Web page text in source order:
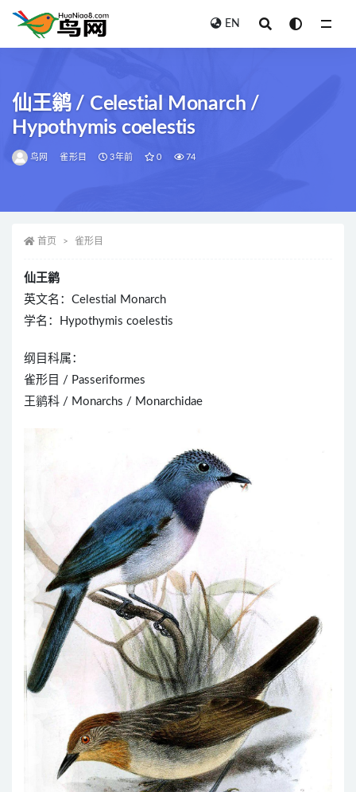
EN
仙王鹟 / Celestial Monarch /
Hypothymis coelestis
鸟网 雀形目 3年前 0 74
首页 雀形目
仙王鹟
英文名：Celestial Monarch
学名：Hypothymis coelestis
纲目科属：
雀形目 / Passeriformes
王鹟科 / Monarchs / Monarchidae